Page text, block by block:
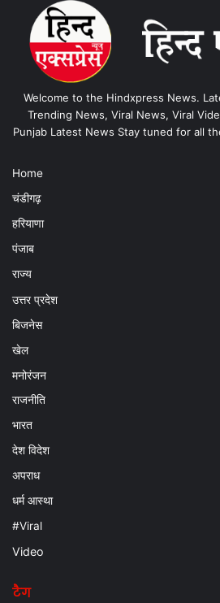
Welcome to the Hindxpress News.
Trending News, Viral News, Viral
Punjab Latest News Stay tuned for all
Home
चंडीगढ़
हरियाणा
पंजाब
राज्य
उत्तर प्रदेश
बिजनेस
खेल
मनोरंजन
राजनीति
भारत
देश विदेश
अपराध
धर्म आस्था
#Viral
Video
टैग